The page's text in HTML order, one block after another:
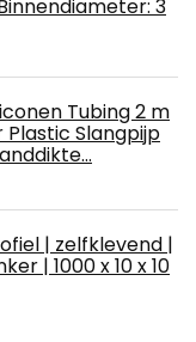
3
Tubing 2 m
Plastic Slangpijp
| zelfklevend |
| 1000 x 10 x 10